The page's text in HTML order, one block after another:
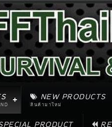
NEW PRODUCTS
สินค้ามาใหม่
PRODUCT